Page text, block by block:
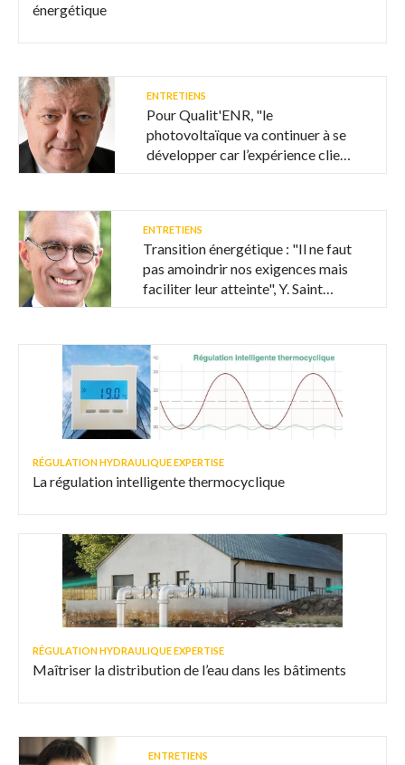
énergétique
ENTRETIENS
Pour Qualit'ENR, "le
photovoltaïque va continuer à se
développer car l’expérience client
ENTRETIENS
Transition énergétique : "Il ne faut
pas amoindrir nos exigences mais
faciliter leur atteinte", Y. Saint
RÉGULATION HYDRAULIQUE EXPERTISE
La régulation intelligente thermocyclique
RÉGULATION HYDRAULIQUE EXPERTISE
Maîtriser la distribution de l’eau dans les bâtiments
ENTRETIENS